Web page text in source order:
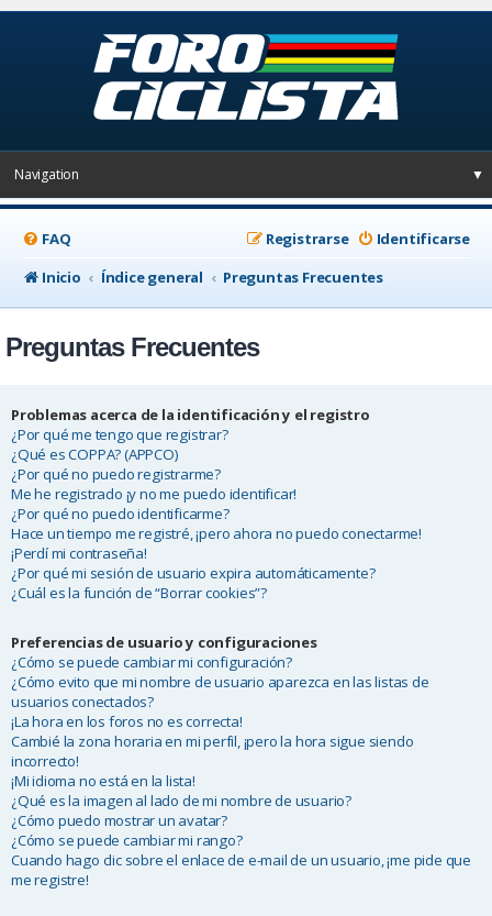
Navigation ▼
FAQ Identificarse
Registrarse
Inicio
Índice general Preguntas Frecuentes
Preguntas Frecuentes
Problemas acerca de la identificación y el registro
¿Por qué me tengo que registrar?
¿Qué es COPPA? (APPCO)
¿Por qué no puedo registrarme?
Me he registrado ¡y no me puedo identificar!
¿Por qué no puedo identificarme?
Hace un tiempo me registré, ¡pero ahora no puedo conectarme!
¡Perdí mi contraseña!
¿Por qué mi sesión de usuario expira automáticamente?
¿Cuál es la función de “Borrar cookies”?
Preferencias de usuario y configuraciones
¿Cómo se puede cambiar mi configuración?
¿Cómo evito que mi nombre de usuario aparezca en las listas de
usuarios conectados?
¡La hora en los foros no es correcta!
Cambié la zona horaria en mi perfil, ¡pero la hora sigue siendo
incorrecto!
¡Mi idioma no está en la lista!
¿Qué es la imagen al lado de mi nombre de usuario?
¿Cómo puedo mostrar un avatar?
¿Cómo se puede cambiar mi rango?
Cuando hago clic sobre el enlace de e-mail de un usuario, ¡me pide que
me registre!